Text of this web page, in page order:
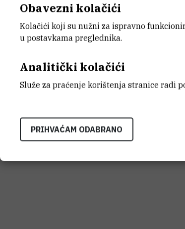
Obavezni kolačići
Kolačići koji su nužni za ispravno
u postavkama preglednika.
Analitički kolačići
Služe za praćenje korištenja stranice radi
PRIHVAĆAM ODABRANO